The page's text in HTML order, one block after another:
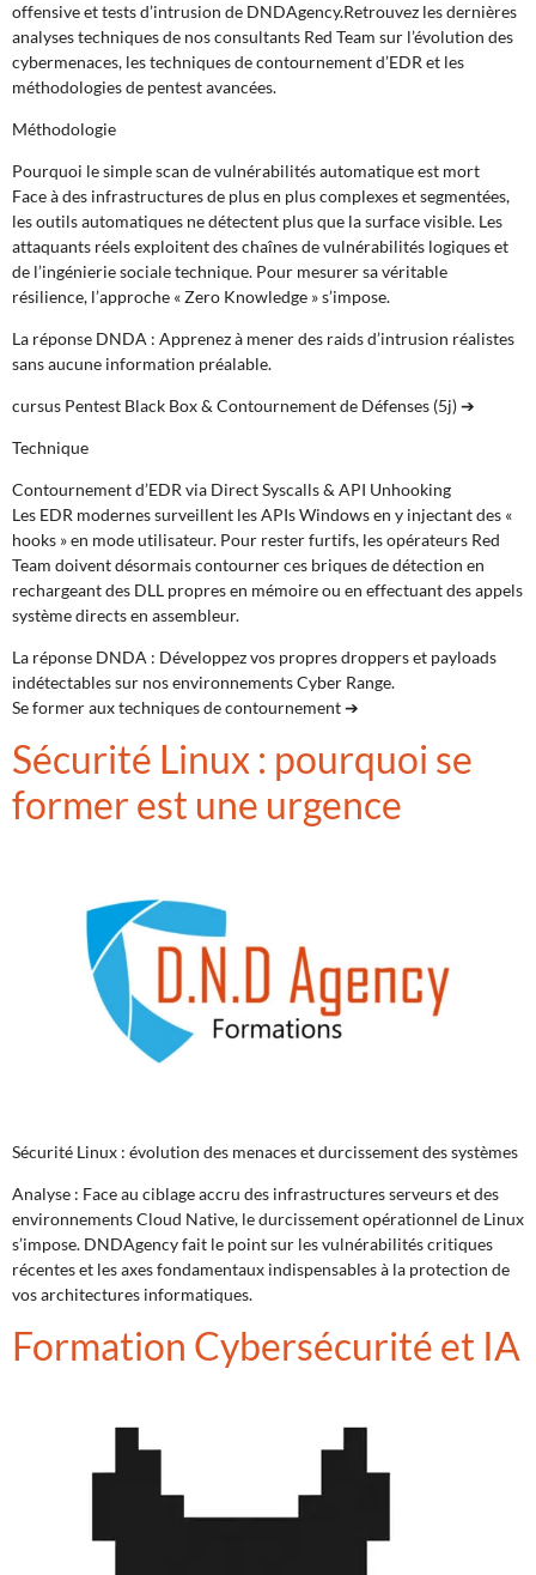
offensive et tests d’intrusion de DNDAgency.Retrouvez les dernières
analyses techniques de nos consultants Red Team sur l’évolution des
cybermenaces, les techniques de contournement d’EDR et les
méthodologies de pentest avancées.
Méthodologie
Pourquoi le simple scan de vulnérabilités automatique est mort
Face à des infrastructures de plus en plus complexes et segmentées,
les outils automatiques ne détectent plus que la surface visible. Les
attaquants réels exploitent des chaînes de vulnérabilités logiques et
de l’ingénierie sociale technique. Pour mesurer sa véritable
résilience, l’approche « Zero Knowledge » s’impose.
La réponse DNDA : Apprenez à mener des raids d’intrusion réalistes
sans aucune information préalable.
cursus Pentest Black Box & Contournement de Défenses (5j) ➔
Technique
Contournement d’EDR via Direct Syscalls & API Unhooking
Les EDR modernes surveillent les APIs Windows en y injectant des «
hooks » en mode utilisateur. Pour rester furtifs, les opérateurs Red
Team doivent désormais contourner ces briques de détection en
rechargeant des DLL propres en mémoire ou en effectuant des appels
système directs en assembleur.
La réponse DNDA : Développez vos propres droppers et payloads
indétectables sur nos environnements Cyber Range.
Se former aux techniques de contournement ➔
Sécurité Linux : pourquoi se
former est une urgence
Sécurité Linux : évolution des menaces et durcissement des systèmes
Analyse : Face au ciblage accru des infrastructures serveurs et des
environnements Cloud Native, le durcissement opérationnel de Linux
s’impose. DNDAgency fait le point sur les vulnérabilités critiques
récentes et les axes fondamentaux indispensables à la protection de
vos architectures informatiques.
Formation Cybersécurité et IA